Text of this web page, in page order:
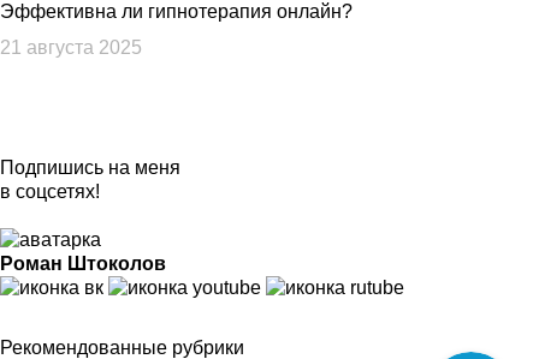
Эффективна ли гипнотерапия онлайн?
21 августа 2025
Подпишись на меня
в соцсетях!
Роман Штоколов
Рекомендованные рубрики